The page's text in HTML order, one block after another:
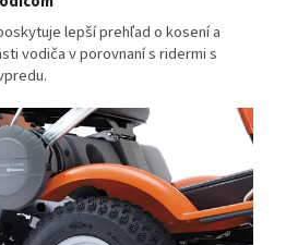
lepší prehľad o kosení a
vodiča v porovnaní s ridermi s